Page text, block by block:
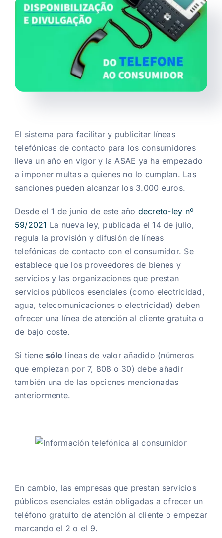
El sistema para facilitar y publicitar líneas
telefónicas de contacto para los consumidores
lleva un año en vigor y la ASAE ya ha empezado
a imponer multas a quienes no lo cumplan. Las
sanciones pueden alcanzar los 3.000 euros.
Desde el 1 de junio de este año decreto-ley nº
59/2021 La nueva ley, publicada el 14 de julio,
regula la provisión y difusión de líneas
telefónicas de contacto con el consumidor. Se
establece que los proveedores de bienes y
servicios y las organizaciones que prestan
servicios públicos esenciales (como electricidad,
agua, telecomunicaciones o electricidad) deben
ofrecer una línea de atención al cliente gratuita o
de bajo coste.
Si tienesólo líneas de valor añadido (números
que empiezan por 7, 808 o 30) debe añadir
también una de las opciones mencionadas
anteriormente.
En cambio, las empresas que prestan servicios
públicos esenciales están obligadas a ofrecer un
teléfono gratuito de atención al cliente o empezar
marcando el 2 o el 9.